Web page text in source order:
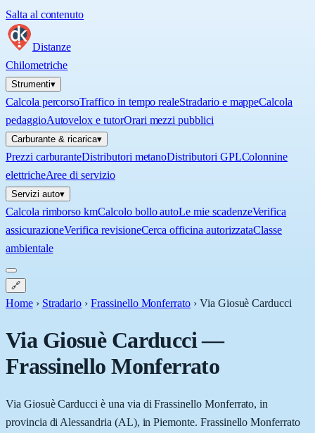
Salta al contenuto
Distanze
Chilometriche
Strumenti▾
Calcola percorsoTraffico in tempo realeStradario e mappeCalcola
pedaggioAutovelox e tutorOrari mezzi pubblici
Carburante & ricarica▾
Prezzi carburanteDistributori metanoDistributori GPLColonnine
elettricheAree di servizio
Servizi auto▾
Calcola rimborso kmCalcolo bollo autoLe mie scadenzeVerifica
assicurazioneVerifica revisioneCerca officina autorizzataClasse
ambientale
🔗
Home › Stradario › Frassinello Monferrato › Via Giosuè Carducci
Via Giosuè Carducci—
Frassinello Monferrato
Via Giosuè Carducci è una via di Frassinello Monferrato, in
provincia di Alessandria (AL), in Piemonte. Frassinello Monferrato